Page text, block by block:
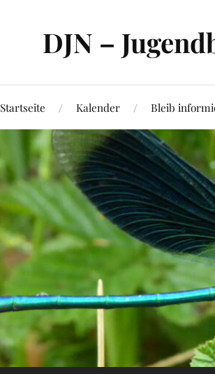
DJN –
Startseite Kalender Bleib